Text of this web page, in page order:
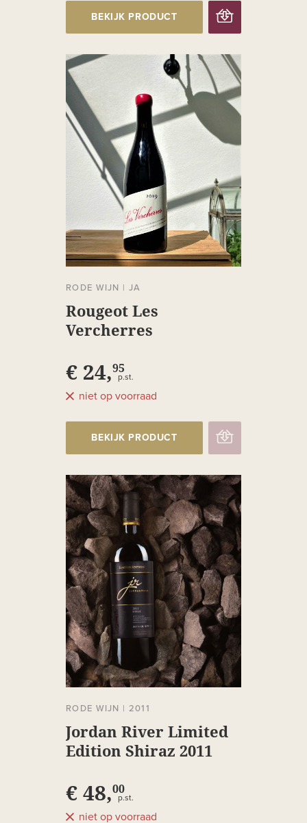
BEKIJK PRODUCT
RODE WIJN | JA
Rougeot Les
Vercherres
€ 24,95
p.st.
niet op voorraad
BEKIJK PRODUCT
RODE WIJN | 2011
Jordan River Limited
Edition Shiraz 2011
€ 48,00
p.st.
niet op voorraad